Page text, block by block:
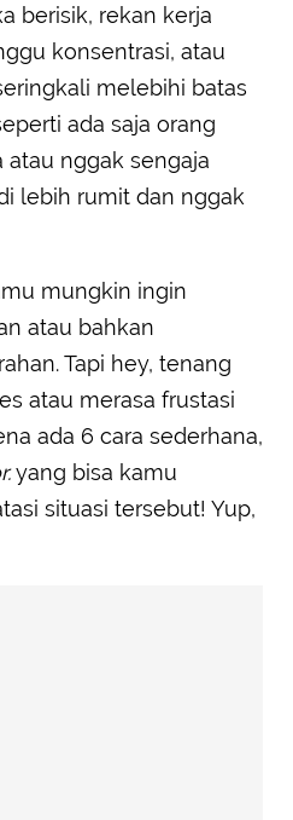
berisik, rekan kerja
konsentrasi, atau
melebihi batas
ada saja orang
nggak sengaja
lebih rumit dan nggak
mungkin ingin
atau bahkan
Tapi hey, tenang
atau merasa frustasi
ada 6 cara sederhana,
yang bisa kamu
situasi tersebut! Yup,